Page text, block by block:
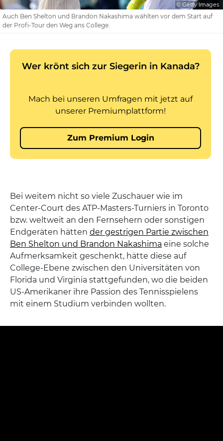
© Getty Images
Auch Ben Shelton und Brandon Nakashima wählten vor dem Start auf
der Profi-Tour den Weg ans College.
Bei weitem nicht so viele Zuschauer wie im
Center-Court des ATP-Masters-Turniers in Toronto
bzw. weltweit an den Fernsehern oder sonstigen
Endgeräten hätten der gestrigen Partie zwischen
Ben Shelton und Brandon Nakashima eine solche
Aufmerksamkeit geschenkt, hätte diese auf
College-Ebene zwischen den Universitäten von
Florida und Virginia stattgefunden, wo die beiden
US-Amerikaner ihre Passion des Tennisspielens
mit einem Studium verbinden wollten.